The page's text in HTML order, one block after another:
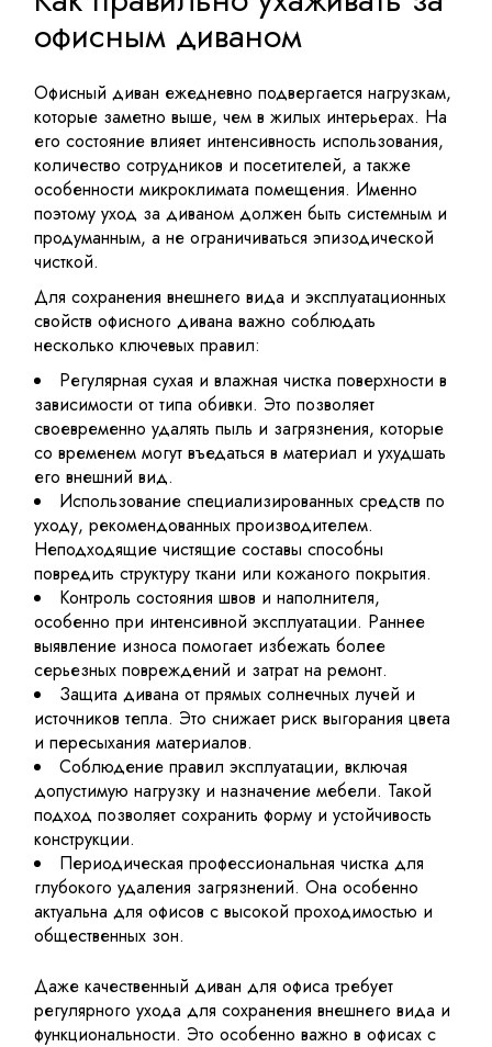
офисным диваном
Офисный диван ежедневно подвергается нагрузкам,
которые заметно выше, чем в жилых интерьерах. На
его состояние влияет интенсивность использования,
количество сотрудников и посетителей, а также
особенности микроклимата помещения. Именно
поэтому уход за диваном должен быть системным и
продуманным, а не ограничиваться эпизодической
чисткой.
Для сохранения внешнего вида и эксплуатационных
свойств офисного дивана важно соблюдать
несколько ключевых правил:
Регулярная сухая и влажная чистка поверхности в
зависимости от типа обивки. Это позволяет
своевременно удалять пыль и загрязнения, которые
со временем могут въедаться в материал и ухудшать
его внешний вид.
Использование специализированных средств по
уходу, рекомендованных производителем.
Неподходящие чистящие составы способны
повредить структуру ткани или кожаного покрытия.
Контроль состояния швов и наполнителя,
особенно при интенсивной эксплуатации. Раннее
выявление износа помогает избежать более
серьезных повреждений и затрат на ремонт.
Защита дивана от прямых солнечных лучей и
источников тепла. Это снижает риск выгорания цвета
и пересыхания материалов.
Соблюдение правил эксплуатации, включая
допустимую нагрузку и назначение мебели. Такой
подход позволяет сохранить форму и устойчивость
конструкции.
Периодическая профессиональная чистка для
глубокого удаления загрязнений. Она особенно
актуальна для офисов с высокой проходимостью и
общественных зон.
Даже качественныйдиван для офиса требует
регулярного ухода для сохранения внешнего вида и
функциональности. Это особенно важно в офисах с